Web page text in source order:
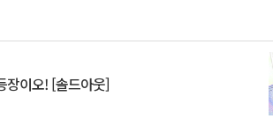
장이오! [솔드아웃]